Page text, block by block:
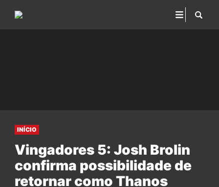
INÍCIO
Vingadores 5: Josh Brolin
confirma possibilidade de
retornar como Thanos